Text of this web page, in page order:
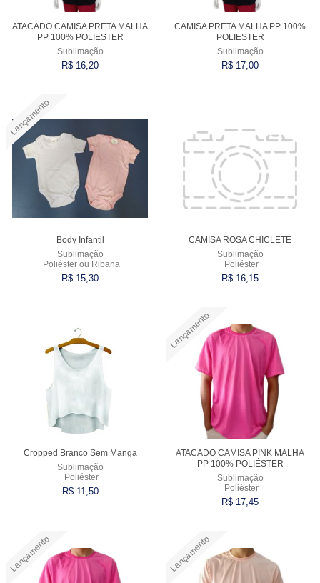
ATACADO CAMISA PRETA MALHA
PP 100% POLIESTER
Sublimação
R$ 16,20
CAMISA PRETA MALHA PP 100%
POLIESTER
Sublimação
R$ 17,00
Lançamento
Body Infantil
Sublimação
Poliéster ou Ribana
R$ 15,30
CAMISA ROSA CHICLETE
Sublimação
Poliéster
R$ 16,15
Cropped Branco Sem Manga
Sublimação
Poliéster
R$ 11,50
Lançamento
ATACADO CAMISA PINK MALHA
PP 100% POLIÉSTER
Sublimação
Poliéster
R$ 17,45
Lançamento Lançamento